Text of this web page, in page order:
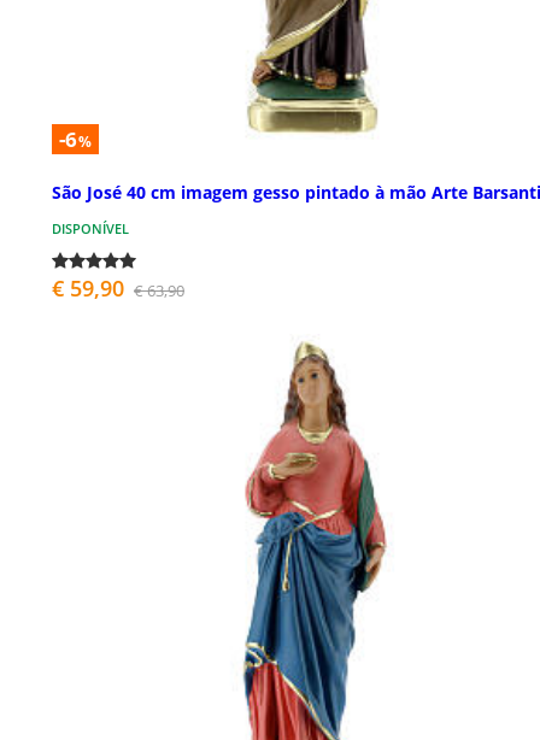
-6%
São José 40 cm imagem gesso pintado à mão Arte Barsanti
DISPONÍVEL
€ 59,90 € 63,90